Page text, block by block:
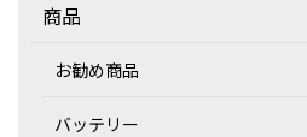
商品
お勧め商品
バッテリー